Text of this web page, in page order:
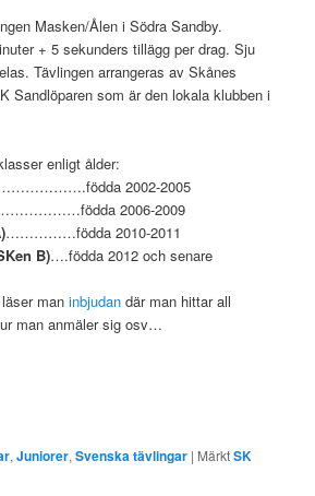
Masken/Ålen i Södra Sandby.
+ 5 sekunders tillägg per drag. Sju
Tävlingen arrangeras av Skånes
Sandlöparen som är den lokala klubben i
enligt ålder:
2002-2005
2006-2009
……………födda 2010-2011
B)….födda 2012 och senare
maninbjudan där man hittar all
man anmäler sig osv…
,Juniorer,Svenska tävlingar | MärktSK